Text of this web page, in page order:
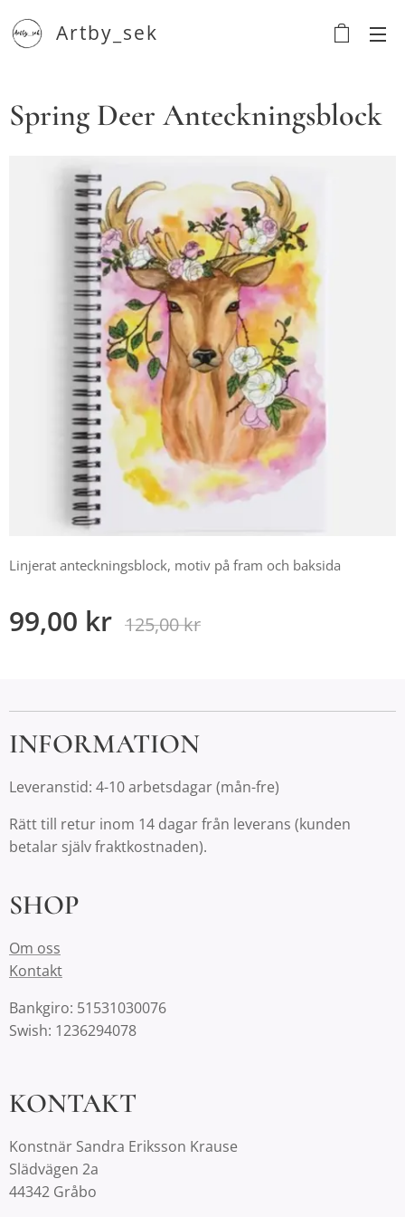
Artby_sek
Spring Deer Anteckningsblock
Linjerat anteckningsblock, motiv på fram och baksida
99,00 kr 125,00kr
INFORMATION
Leveranstid: 4-10 arbetsdagar (mån-fre)
Rätt till retur inom 14 dagar från leverans (kunden
betalar själv fraktkostnaden).
SHOP
Om oss
Kontakt
Bankgiro: 51531030076
Swish: 1236294078
KONTAKT
Konstnär Sandra Eriksson Krause
Slädvägen 2a
44342 Gråbo